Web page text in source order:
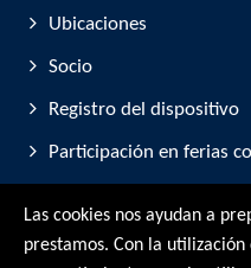
Ubicaciones
Socio
Registro del dispositivo
Participación en ferias
© RMG Messtechnik GmbH - 2026
Las cookies nos ayudan a
prestamos. Con la